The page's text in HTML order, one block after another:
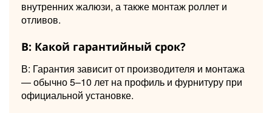
внутренних жалюзи, а также монтаж роллет и
отливов.
В: Какой гарантийный срок?
В: Гарантия зависит от производителя и монтажа
— обычно 5–10 лет на профиль и фурнитуру при
официальной установке.